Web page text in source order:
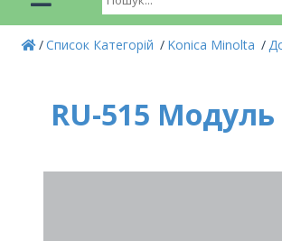
Список Категорій Konica Minolta
RU-515 Модуль